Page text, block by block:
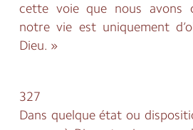
cette voie que nous avons
notre vie est uniquement
Dieu. »
327
Dans quelque état ou